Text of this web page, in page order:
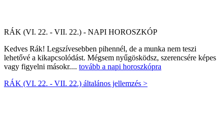
RÁK (VI. 22. - VII. 22.) - NAPI HOROSZKÓP
Kedves Rák! Legszívesebben pihennél, de a munka nem teszi
lehetővé a kikapcsolódást. Mégsem nyűgösködsz, szerencsére képes
vagy figyelni másokr.... tovább a napi horoszkópra
RÁK (VI. 22. - VII. 22.) általános jellemzés >